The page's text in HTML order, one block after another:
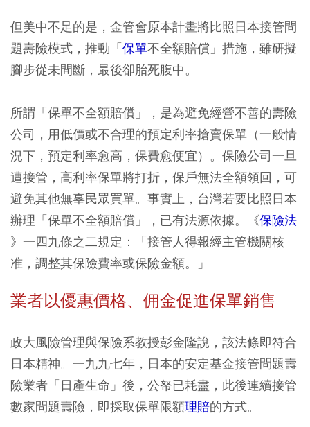
但美中不足的是，金管會原本計畫將比照日本接管問
題壽險模式，推動「保單不全額賠償」措施，雖研擬
腳步從未間斷，最後卻胎死腹中。
所謂「保單不全額賠償」，是為避免經營不善的壽險
公司，用低價或不合理的預定利率搶賣保單（一般情
況下，預定利率愈高，保費愈便宜）。保險公司一旦
遭接管，高利率保單將打折，保戶無法全額領回，可
避免其他無辜民眾買單。事實上，台灣若要比照日本
辦理「保單不全額賠償」，已有法源依據。《保險法
》一四九條之二規定：「接管人得報經主管機關核
准，調整其保險費率或保險金額。」
業者以優惠價格、佣金促進保單銷售
政大風險管理與保險系教授彭金隆說，該法條即符合
日本精神。一九九七年，日本的安定基金接管問題壽
險業者「日產生命」後，公帑已耗盡，此後連續接管
數家問題壽險，即採取保單限額理賠的方式。